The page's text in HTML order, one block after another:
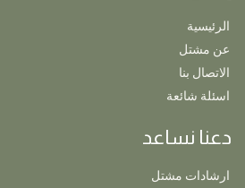
الرئيسية
عن مشتل
الاتصال بنا
اسئلة شائعة
دعنا نساعد
ارشادات مشتل